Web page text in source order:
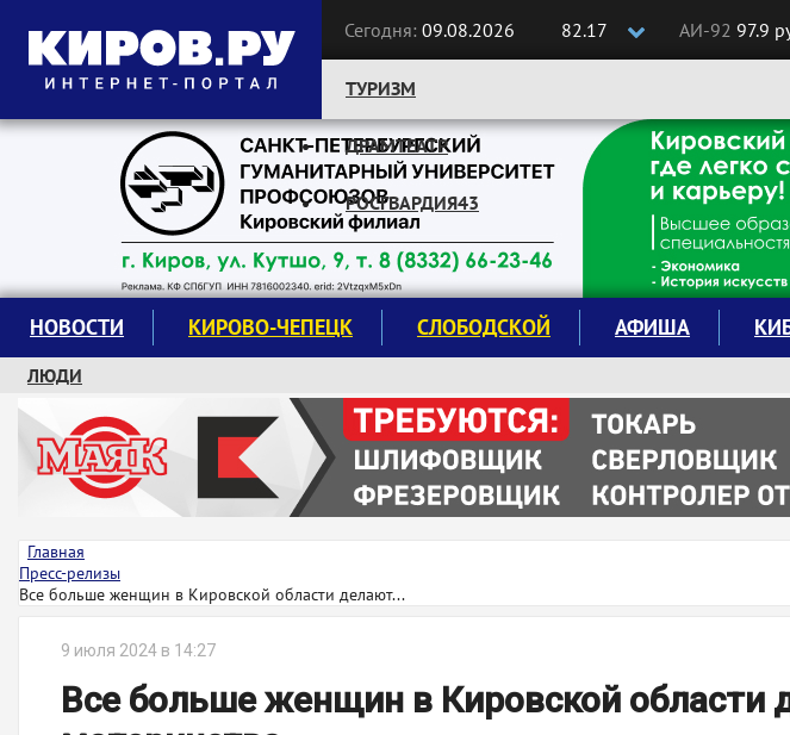
Сегодня: 09.08.2026 82.17 АИ-92 97.9
Следите за новостями:
ТУРИЗМ
ДРАМТЕАТР
РОСГВАРДИЯ43
НОВОСТИ КИРОВО-ЧЕПЕЦК СЛОБОДСКОЙ АФИША
ЛЮДИ
КРУЖКИ И СЕКЦИИ
ЗАВОДУ "МАЯК" 85 ЛЕТ
ЭКОЛОГИЯ
Главная
Пресс-релизы
Все больше женщин в Кировской области делают...
9 июля 2024 в 14:27
Все больше женщин в Кировской области